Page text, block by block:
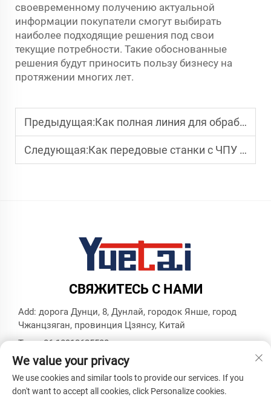
своевременному получению актуальной
информации покупатели смогут выбирать
наиболее подходящие решения под свои
текущие потребности. Такие обоснованные
решения будут приносить пользу бизнесу на
протяжении многих лет.
Предыдущая:Как полная линия для обработки труб оптимизирует весь рабочий процесс на вашем участке
Следующая:Как передовые станки с ЧПУ для гибки труб легко справляются со сложной геометрией
СВЯЖИТЕСЬ С НАМИ
Add: дорога Дунци, 8, Дунлай, городок Янше, город
Чжанцзяган, провинция Цзянсу, Китай
Тел.:+86 18913625580
Эл. почта: [email protected]
We value your privacy
We use cookies and similar tools to provide our services. If you
don't want to accept all cookies, click Personalize cookies.